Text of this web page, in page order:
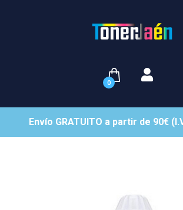
0
Envío GRATUITO a partir de 90€